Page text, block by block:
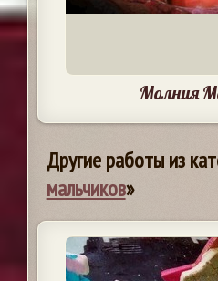
Молния
Другие работы из
мальчиков»